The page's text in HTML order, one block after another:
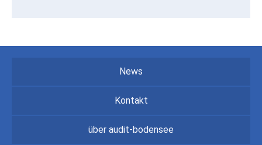
News
Kontakt
über audit-bodensee